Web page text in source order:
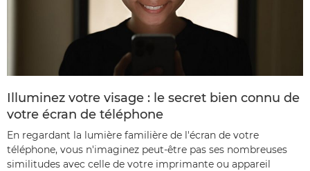
Illuminez votre visage : le secret bien connu de
votre écran de téléphone
En regardant la lumière familière de l'écran de votre
téléphone, vous n'imaginez peut-être pas ses nombreuses
similitudes avec celle de votre imprimante ou appareil